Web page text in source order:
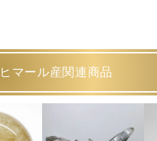
マール産関連商品